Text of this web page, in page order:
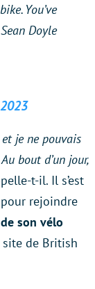
You’ve
Doyle
je ne pouvais
bout d’un jour,
t-il. Il s’est
rejoindre
son vélo
de British